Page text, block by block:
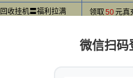
收挂机〓福利拉满 领取 50元真
╋永关服╋无敌挂机 领取 50元真
微信扫码
力，请刷新重试